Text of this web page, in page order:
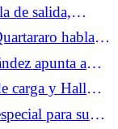
sigue en
un récord
de salida,
jugada de
habla
apunta a
carga y Hall
para su